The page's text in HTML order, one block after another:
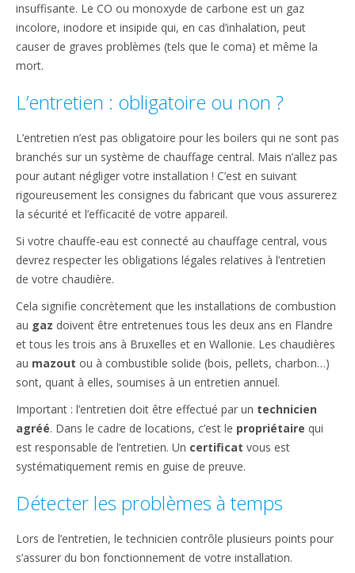
insuffisante. Le CO ou monoxyde de carbone est un gaz
incolore, inodore et insipide qui, en cas d’inhalation, peut
causer de graves problèmes (tels que le coma) et même la
mort.
L’entretien : obligatoire ou non ?
L’entretien n’est pas obligatoire pour les boilers qui ne sont pas
branchés sur un système de chauffage central. Mais n’allez pas
pour autant négliger votre installation ! C’est en suivant
rigoureusement les consignes du fabricant que vous assurerez
la sécurité et l’efficacité de votre appareil.
Si votre chauffe-eau est connecté au chauffage central, vous
devrez respecter les obligations légales relatives à l’entretien
de votre chaudière.
Cela signifie concrètement que les installations de combustion
au gaz doivent être entretenues tous les deux ans en Flandre
et tous les trois ans à Bruxelles et en Wallonie. Les chaudières
au mazout ou à combustible solide (bois, pellets, charbon…)
sont, quant à elles, soumises à un entretien annuel.
Important : l’entretien doit être effectué par un technicien
agréé. Dans le cadre de locations, c’est le propriétaire qui
est responsable de l’entretien. Un certificat vous est
systématiquement remis en guise de preuve.
Détecter les problèmes à temps
Lors de l’entretien, le technicien contrôle plusieurs points pour
s’assurer du bon fonctionnement de votre installation.